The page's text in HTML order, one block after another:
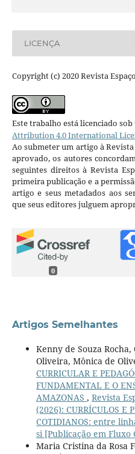
LICENÇA
Copyright (c) 2020 Revista
Este trabalho está licenciado sob
Attribution 4.0 International
Ao submeter um artigo à
aprovado, os autores
seguintes direitos à Revista
primeira publicação e a
artigo e seus metadados aos
que seus editores julguem
0
Artigos Semelhantes
Kenny de Souza
Oliveira, Mônica de
CURRICULAR E
FUNDAMENTAL E O
AMAZONAS , Revista
(2026): CURRÍCULOS E
COTIDIANOS: entre
si [Publicação em Fluxo
Maria Cristina da Rosa